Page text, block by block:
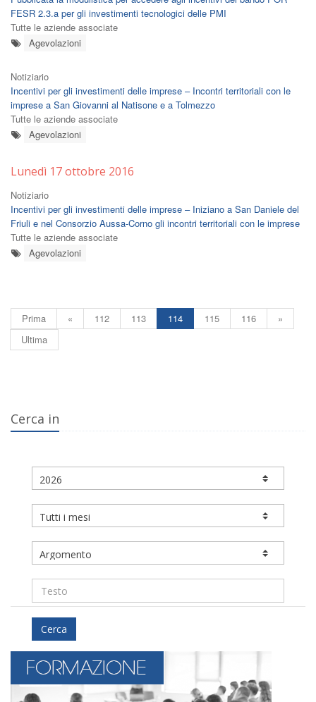
FESR 2.3.a per gli investimenti tecnologici delle PMI
Tutte le aziende associate
Agevolazioni
Notiziario
Incentivi per gli investimenti delle imprese – Incontri territoriali con le
imprese a San Giovanni al Natisone e a Tolmezzo
Tutte le aziende associate
Agevolazioni
Lunedì 17 ottobre 2016
Notiziario
Incentivi per gli investimenti delle imprese – Iniziano a San Daniele del
Friuli e nel Consorzio Aussa-Corno gli incontri territoriali con le imprese
Tutte le aziende associate
Agevolazioni
Prima « 112 113 114 115 116
»
Ultima
Cerca in
Cerca